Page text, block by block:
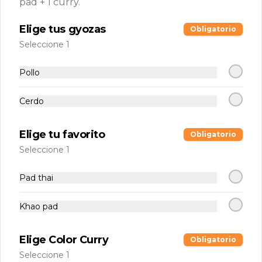
Vegano platano manjar
manjar
$3.500
Mariano Sanchez Fontecilla 11688, Peñalolen.
Elige tus gyozas Obligatorio
Seleccione 1
Pollo
Cerdo
Elige tu favorito Obligatorio
Seleccione 1
Pad thai
Khao pad
Elige Color Curry Obligatorio
Seleccione 1